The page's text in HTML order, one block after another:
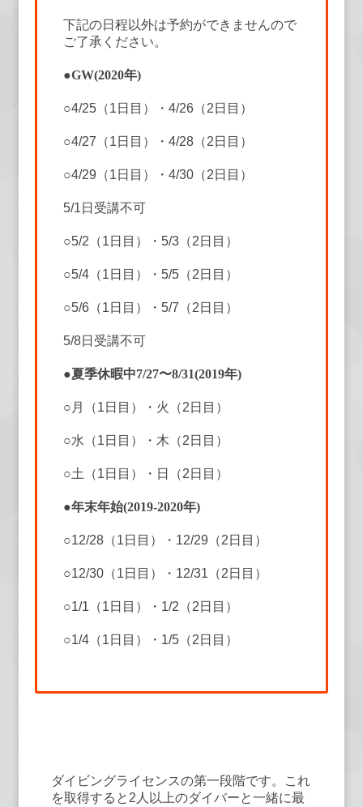
下記の日程以外は予約ができませんので
ご了承ください。
●GW(2020年)
○4/25（1日目）・4/26（2日目）
○4/27（1日目）・4/28（2日目）
○4/29（1日目）・4/30（2日目）
5/1日受講不可
○5/2（1日目）・5/3（2日目）
○5/4（1日目）・5/5（2日目）
○5/6（1日目）・5/7（2日目）
5/8日受講不可
●夏季休暇中7/27〜8/31(2019年)
○月（1日目）・火（2日目）
○水（1日目）・木（2日目）
○土（1日目）・日（2日目）
●年末年始(2019-2020年)
○12/28（1日目）・12/29（2日目）
○12/30（1日目）・12/31（2日目）
○1/1（1日目）・1/2（2日目）
○1/4（1日目）・1/5（2日目）
ダイビングライセンスの第一段階です。これ
を取得すると2人以上のダイバーと一緒に最